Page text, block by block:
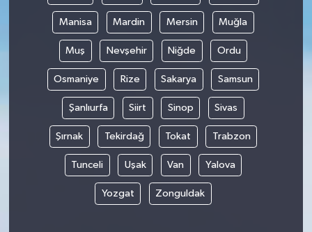
Manisa Mardin Mersin Muğla
Muş Nevşehir Niğde Ordu
Osmaniye Rize Sakarya Samsun
Şanlıurfa Siirt Sinop Sivas
Şırnak Tekirdağ Tokat Trabzon
Tunceli Uşak Van Yalova
Yozgat Zonguldak